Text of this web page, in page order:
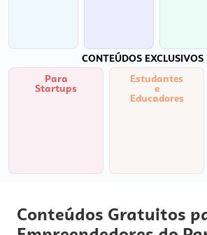
CONTEÚDOS EXCLUSIVOS
Para
Startups
Estudantes
e
Educadores
Conteúdos Gratuitos